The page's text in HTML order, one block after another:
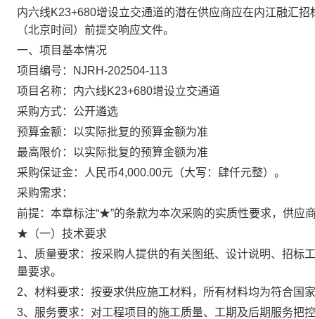
内六线K23+680增设立交通道的潜在供应商应在内江融汇
（北京时间）前提交响应文件。
一、项目基本情况
项目编号：NJRH-202504-113
项目名称：内六线K23+680增设立交通道
采购方式：公开遴选
预算金额：以实际批复的预算金额为准
最高限价：以实际批复的预算金额为准
采购保证金：人民币4,000.00元（大写：肆仟元整）。
采购需求：
前提：本章标注“★”的条款为本次采购的实质性要求，供应
★（一）技术要求
1、质量要求：按采购人提供的有关图纸、设计说明、招标
量要求。
2、材料要求：按要求供应施工材料，所有材料均为符合国
3、服务要求：对工程项目的施工质量、工期及后期服务把